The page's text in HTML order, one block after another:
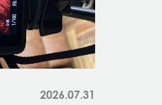
2026.07.31